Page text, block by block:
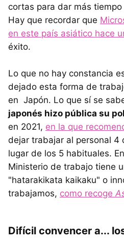
cortas para dar más
Hay que recordar que
en este país asiático hace
éxito.
Lo que no hay constancia
dejado esta forma de
en Japón. Lo que sí se
japonés hizo pública su
en 2021, en la que
dejar trabajar al personal 4
lugar de los 5 habituales.
Ministerio de trabajo tiene
"hatarakikata kaikaku" o
trabajamos, como recoge
Difícil convencer a...